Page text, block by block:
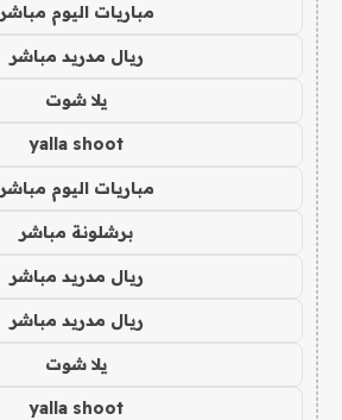
مباريات اليوم مباشر
ريال مدريد مباشر
يلا شوت
yalla shoot
مباريات اليوم مباشر
برشلونة مباشر
ريال مدريد مباشر
ريال مدريد مباشر
يلا شوت
yalla shoot